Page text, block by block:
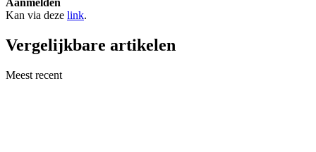
Aanmelden
Kan via deze link.
Vergelijkbare artikelen
Meest recent